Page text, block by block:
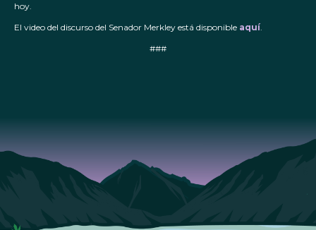
hoy.
El video del discurso del Senador Merkley está disponible aquí.
###